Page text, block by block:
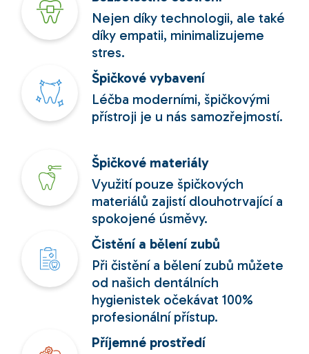
Nejen díky technologii, ale také
díky empatii, minimalizujeme
stres.
Špičkové vybavení
Léčba moderními, špičkovými
přístroji je u nás samozřejmostí.
Špičkové materiály
Využití pouze špičkových
materiálů zajistí dlouhotrvající a
spokojené úsměvy.
Čistění a bělení zubů
Při čistění a bělení zubů můžete
od našich dentálních
hygienistek očekávat 100%
profesionální přístup.
Příjemné prostředí